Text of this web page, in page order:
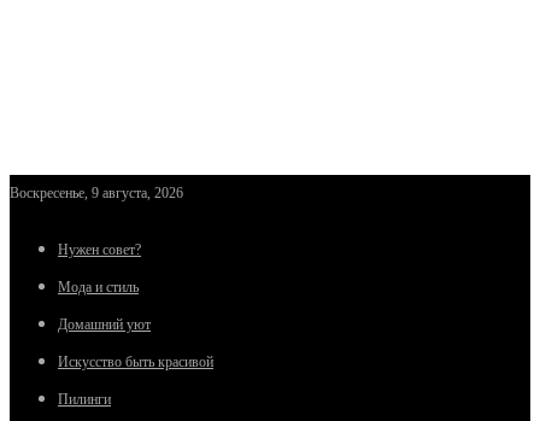
Воскресенье, 9 августа, 2026
Нужен совет?
Мода и стиль
Домашний уют
Искусство быть красивой
Пилинги